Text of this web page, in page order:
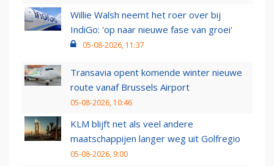
Willie Walsh neemt het roer over bij
IndiGo: 'op naar nieuwe fase van groei'
05-08-2026, 11:37
Transavia opent komende winter nieuwe
route vanaf Brussels Airport
05-08-2026, 10:46
KLM blijft net als veel andere
maatschappijen langer weg uit Golfregio
05-08-2026, 9:00